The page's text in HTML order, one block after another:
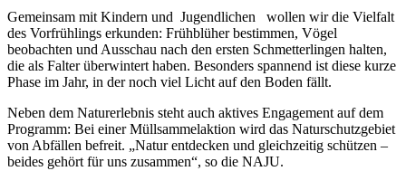
Gemeinsam mit Kindern und Jugendlichen wollen wir die Vielfalt
des Vorfrühlings erkunden: Frühblüher bestimmen, Vögel
beobachten und Ausschau nach den ersten Schmetterlingen halten,
die als Falter überwintert haben. Besonders spannend ist diese kurze
Phase im Jahr, in der noch viel Licht auf den Boden fällt.
Neben dem Naturerlebnis steht auch aktives Engagement auf dem
Programm: Bei einer Müllsammelaktion wird das Naturschutzgebiet
von Abfällen befreit. „Natur entdecken und gleichzeitig schützen –
beides gehört für uns zusammen“, so die NAJU.